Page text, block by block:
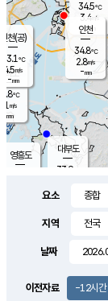
의도
℃
m/s
mm
영흥도
대부도
33.9
34.5℃
3.4 m/s
-mm
인천(공)
33.1℃
4.5m/s
-mm
인천
34.8℃
2.8m/s
-mm
요소
지역
날짜
이전자료 -12시간